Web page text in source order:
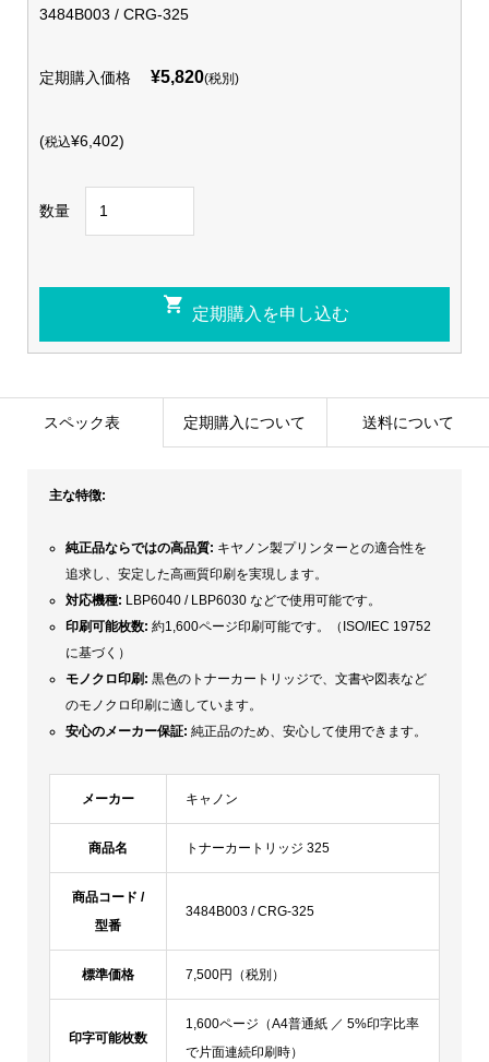
3484B003 / CRG-325
定期購入価格 ¥5,820(税別)
(税込¥6,402)
数量
スペック表 定期購入について 送料について
主な特徴:
純正品ならではの高品質: キヤノン製プリンターとの適合性を
追求し、安定した高画質印刷を実現します。
対応機種: LBP6040 / LBP6030 などで使用可能です。
印刷可能枚数: 約1,600ページ印刷可能です。（ISO/IEC 19752
に基づく）
モノクロ印刷:黒色のトナーカートリッジで、文書や図表など
のモノクロ印刷に適しています。
安心のメーカー保証:純正品のため、安心して使用できます。
メーカー キャノン
商品名 トナーカートリッジ 325
商品コード /
型番
3484B003 / CRG-325
標準価格 7,500円（税別）
印字可能枚数
1,600ページ（A4普通紙 ／ 5%印字比率
で片面連続印刷時）